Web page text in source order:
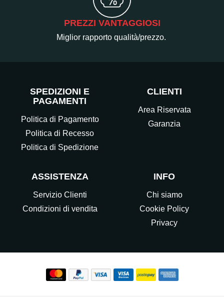
PREZZI VANTAGGIOSI
Miglior rapporto qualità/prezzo.
SPEDIZIONI E
PAGAMENTI
Politica di Pagamento
Politica di Recesso
Politica di Spedizione
CLIENTI
Area Riservata
Garanzia
ASSISTENZA
Servizio Clienti
Condizioni di vendita
INFO
Chi siamo
Cookie Policy
Privacy